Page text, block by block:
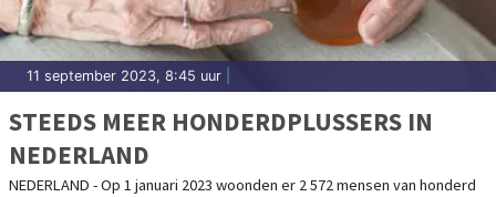
11 september 2023, 8:45 uur
STEEDS MEER HONDERDPLUSSERS IN
NEDERLAND
NEDERLAND - Op 1 januari 2023 woonden er 2 572 mensen van honderd